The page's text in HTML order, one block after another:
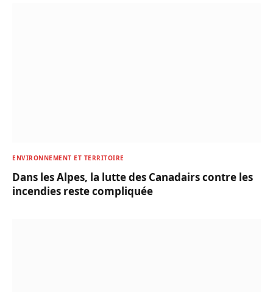
ENVIRONNEMENT ET TERRITOIRE
Dans les Alpes, la lutte des Canadairs contre les
incendies reste compliquée